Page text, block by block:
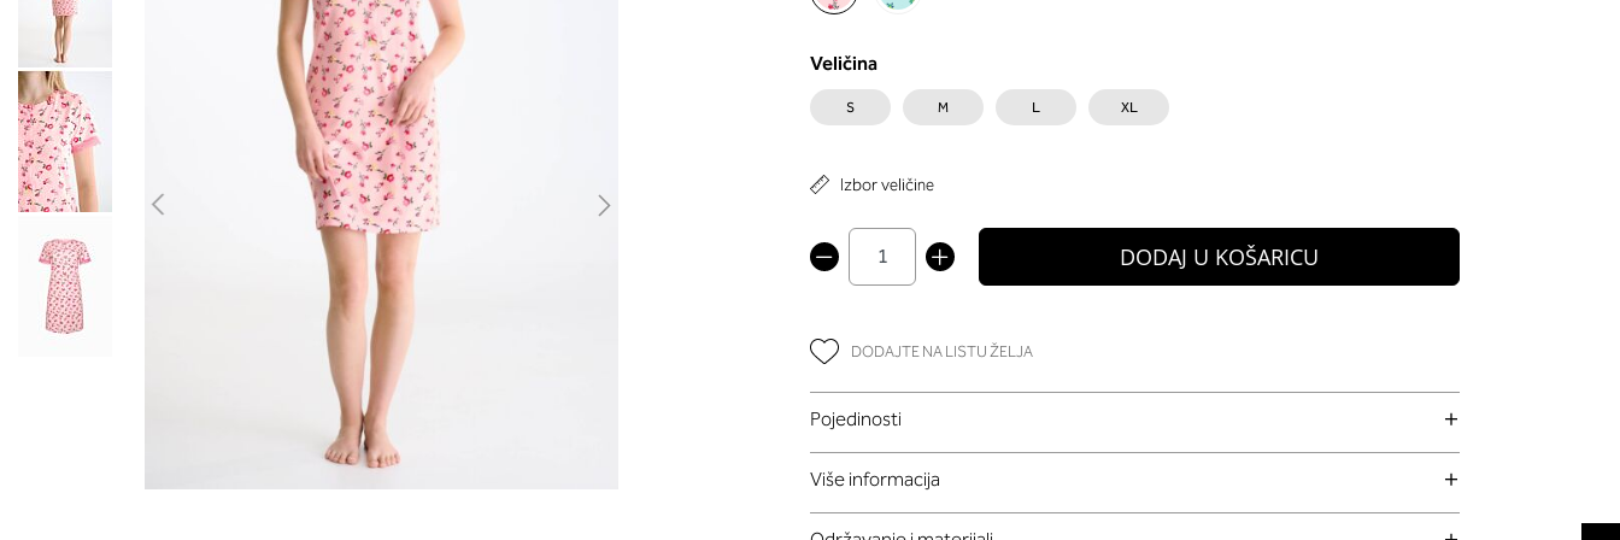
Veličina
S M L XL
Izbor veličine
DODAJ U KOŠARICU
DODAJTE NA LISTU ŽELJA
Pojedinosti
Više informacija